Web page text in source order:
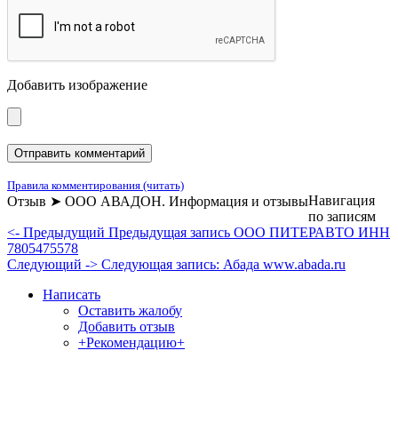
Добавить изображение
Правила комментирования (читать)
Отзыв ➤ ООО АВАДОН. Информация и отзывыНавигация
по записям
<- Предыдущий Предыдущая запись ООО ПИТЕРАВТО ИНН
7805475578
Следующий -> Следующая запись: Абада www.abada.ru
Написать
Оставить жалобу
Добавить отзыв
+Рекомендацию+